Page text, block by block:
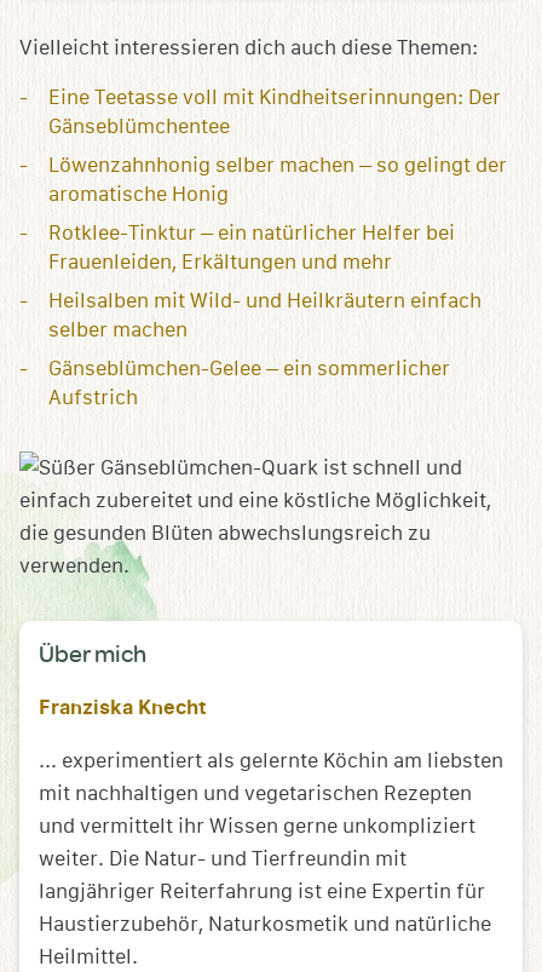
Vielleicht interessieren dich auch diese Themen:
Eine Teetasse voll mit Kindheitserinnungen: Der
Gänseblümchentee
Löwenzahnhonig selber machen – so gelingt der
aromatische Honig
Rotklee-Tinktur – ein natürlicher Helfer bei
Frauenleiden, Erkältungen und mehr
Heilsalben mit Wild- und Heilkräutern einfach
selber machen
Gänseblümchen-Gelee – ein sommerlicher
Aufstrich
Über mich
Franziska Knecht
... experimentiert als gelernte Köchin am liebsten
mit nachhaltigen und vegetarischen Rezepten
und vermittelt ihr Wissen gerne unkompliziert
weiter. Die Natur- und Tierfreundin mit
langjähriger Reiterfahrung ist eine Expertin für
Haustierzubehör, Naturkosmetik und natürliche
Heilmittel.